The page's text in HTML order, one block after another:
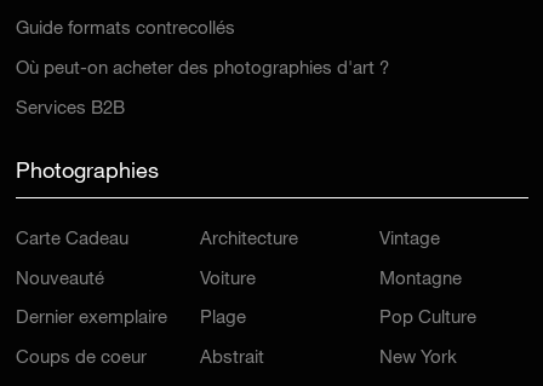
Guide formats contrecollés
Où peut-on acheter des photographies d'art ?
Services B2B
Photographies
Carte Cadeau
Nouveauté
Dernier exemplaire
Coups de coeur
Architecture
Voiture
Plage
Abstrait
Vintage
Montagne
Pop Culture
New York